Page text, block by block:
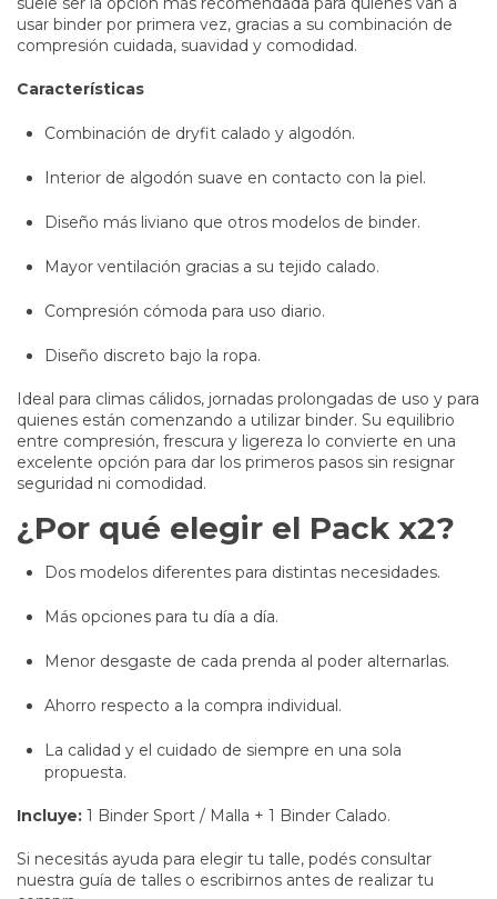
usar binder por primera vez, gracias a su combinación de
compresión cuidada, suavidad y comodidad.
Características
Combinación de dryfit calado y algodón.
Interior de algodón suave en contacto con la piel.
Diseño más liviano que otros modelos de binder.
Mayor ventilación gracias a su tejido calado.
Compresión cómoda para uso diario.
Diseño discreto bajo la ropa.
Ideal para climas cálidos, jornadas prolongadas de uso y para
quienes están comenzando a utilizar binder. Su equilibrio
entre compresión, frescura y ligereza lo convierte en una
excelente opción para dar los primeros pasos sin resignar
seguridad ni comodidad.
¿Por qué elegir el Pack x2?
Dos modelos diferentes para distintas necesidades.
Más opciones para tu día a día.
Menor desgaste de cada prenda al poder alternarlas.
Ahorro respecto a la compra individual.
La calidad y el cuidado de siempre en una sola
propuesta.
Incluye: 1 Binder Sport / Malla + 1 Binder Calado.
Si necesitás ayuda para elegir tu talle, podés consultar
nuestra guía de talles o escribirnos antes de realizar tu